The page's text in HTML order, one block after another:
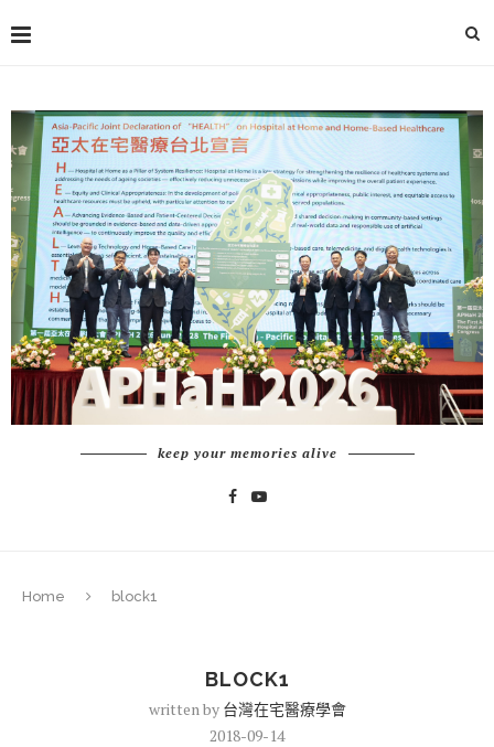
keep your memories alive
Home block1
BLOCK1
written by 台灣在宅醫療學會
2018-09-14